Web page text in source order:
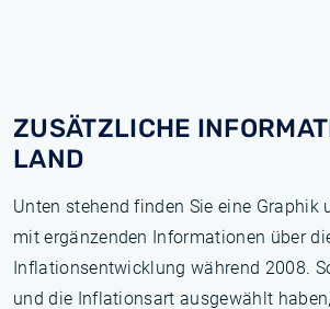
ZUSÄTZLICHE
LAND
Unten stehend finden Sie eine Graphik
mit ergänzenden Informationen über
Inflationsentwicklung während 2008.
und die Inflationsart ausgewählt